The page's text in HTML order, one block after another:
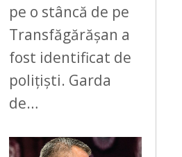
pe o stâncă de pe
Transfăgărășan a
fost identificat de
polițiști. Garda
de…